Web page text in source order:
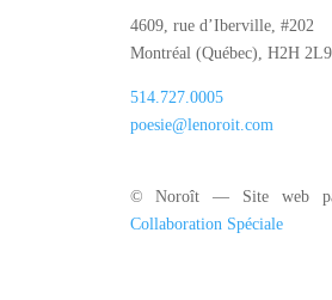
4609, rue d’Iberville, #202
Montréal (Québec), H2H 2L9
514.727.0005
poesie@lenoroit.com
© Noroît — Site web
Collaboration Spéciale